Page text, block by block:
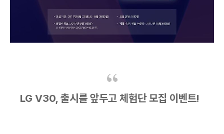
LG V30, 출시를 앞두고 체험단 모집 이벤트!